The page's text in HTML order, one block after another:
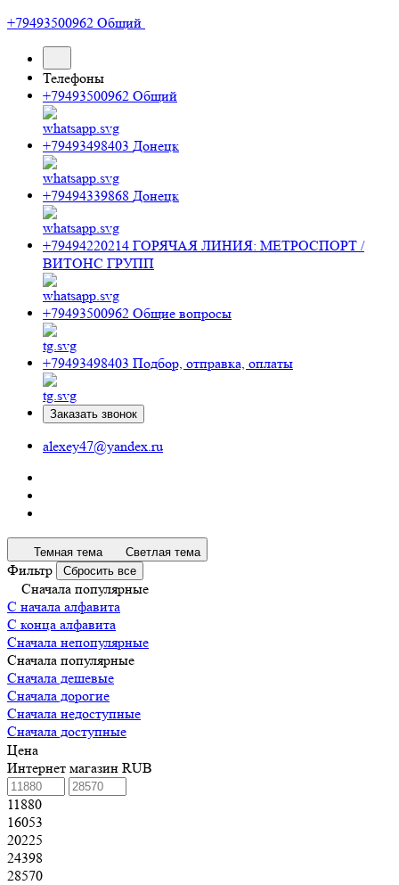
+79493500962 Общий
Телефоны
+79493500962 Общий
+79493498403 Донецк
+79494339868 Донецк
+79494220214 ГОРЯЧАЯ ЛИНИЯ: МЕТРОСПОРТ /
ВИТОНС ГРУПП
+79493500962 Общие вопросы
+79493498403 Подбор, отправка, оплаты
Заказать звонок
alexey47@yandex.ru
Темная тема Светлая тема
Фильтр Сбросить все
Сначала популярные
С начала алфавита
С конца алфавита
Сначала непопулярные
Сначала популярные
Сначала дешевые
Сначала дорогие
Сначала недоступные
Сначала доступные
Цена
Интернет магазин RUB
11880
16053
20225
24398
28570